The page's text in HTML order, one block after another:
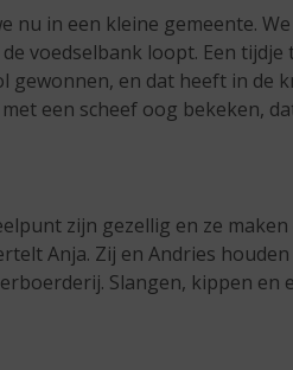
nu in een kleine gemeente.
voedselbank loopt. Een
en dat heeft in de
een scheef oog bekeken,
zijn gezellig en ze
Anja. Zij en Andries
Slangen, kippen en